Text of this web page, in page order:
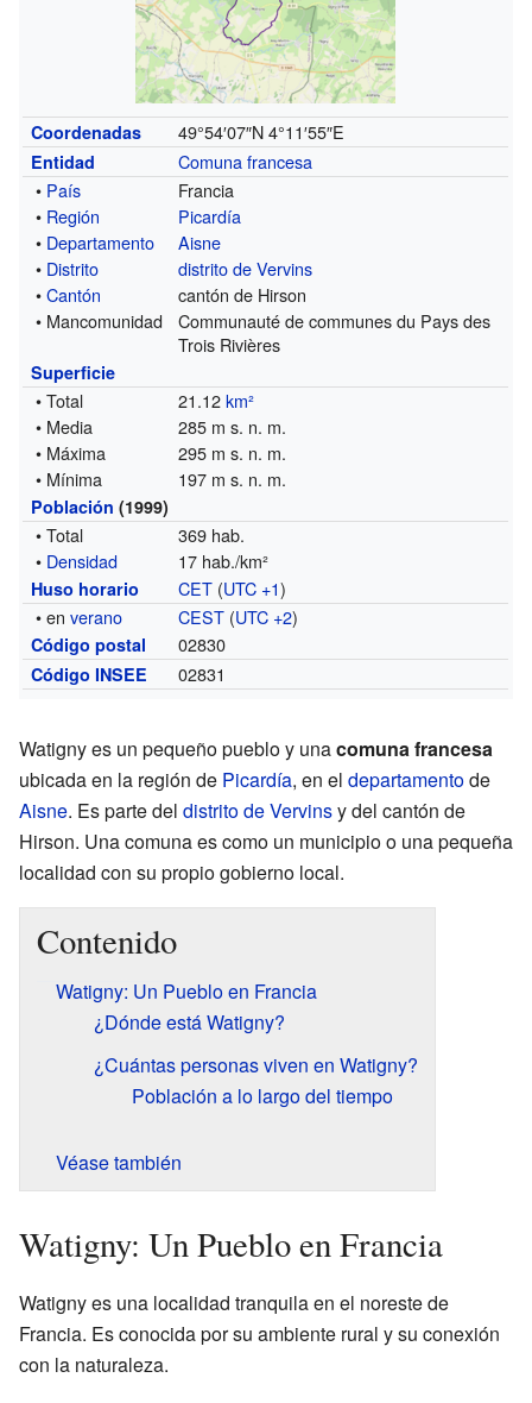
Coordenadas 49°54′07″N 4°11′55″E
Entidad
Comuna francesa
• País
Francia
• Región
Picardía
• Departamento
Aisne
• Distrito
distrito de Vervins
•Cantón
cantón de Hirson
• Mancomunidad
Communauté de communes du Pays des
Trois Rivières
Superficie
• Total 21.12km²
• Media
285 m s. n. m.
• Máxima
295 m s. n. m.
• Mínima
197 m s. n. m.
Población (1999)
• Total
369 hab.
• Densidad 17 hab./km²
Huso horario CET (UTC +1)
• enverano CEST (UTC +2)
Código postal 02830
Código INSEE 02831
Watigny es un pequeño pueblo y unacomuna francesa
ubicada en la región de Picardía, en el departamentode
Aisne. Es parte del distrito de Vervinsy del cantón de
Hirson. Una comuna es como un municipio o una pequeña
localidad con su propio gobierno local.
Contenido
Watigny: Un Pueblo en Francia
¿Dónde está Watigny?
¿Cuántas personas viven en Watigny?
Población a lo largo del tiempo
Véase también
Watigny: Un Pueblo en Francia
Watigny es una localidad tranquila en el noreste de
Francia. Es conocida por su ambiente rural y su conexión
con la naturaleza.